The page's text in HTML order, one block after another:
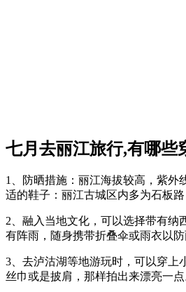
七月去丽江旅行,有哪些
1、防晒措施：丽江海拔较高，紫外
适的鞋子：丽江古城区内多为石板
2、融入当地文化，可以选择带有纳
有阵雨，随身携带折叠伞或雨衣以防
3、去泸沽湖等地游玩时，可以穿上
丝巾或是披肩，那样拍出来漂亮一